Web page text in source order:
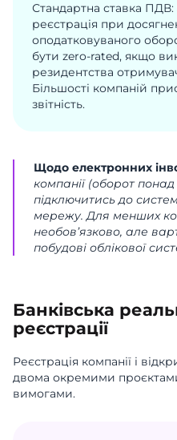
Стандартна ставка ПДВ:
реєстрація при
оподатковуваного
бути zero-rated, якщо
резидентства
Більшості компаній
звітність.
Щодо електронних
компанії (оборот
підключитись до
мережу. Для менших
необов’язково, але
побудові облікової
Банківська
реєстрації
Реєстрація компанії і
двома окремими
вимогами.